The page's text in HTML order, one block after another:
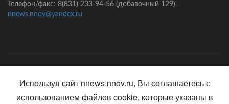
Телефон/факс: 8(831) 233-94-56 (добавочный 129).
nnews.nnov@yandex.ru
Используя сайт nnews.nnov.ru, Вы соглашаетесь с
использованием файлов cookie, которые указаны в